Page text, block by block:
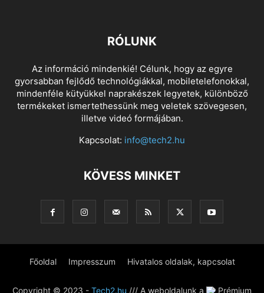
RÓLUNK
Az információ mindenkié! Célunk, hogy az egyre
gyorsabban fejlődő technológiákkal, mobiletelefonokkal,
mindenféle kütyükkel naprakészek legyetek, különböző
termékeket ismertethessünk meg veletek szövegesen,
illetve videó formájában.
Kapcsolat: info@tech2.hu
KÖVESS MINKET
Főoldal Impresszum Hivatalos oldalak, kapcsolat
Copyright © 2023 - Tech2.hu /// A weboldalunk a Prémium